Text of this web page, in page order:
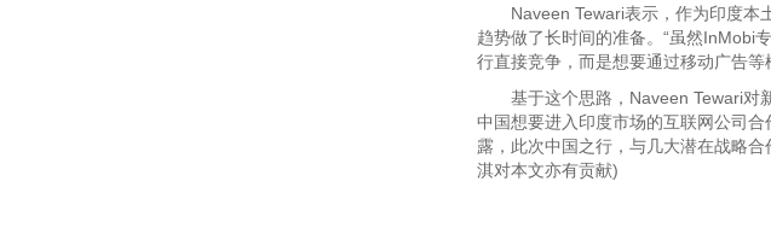
Naveen Tewari表示，作为印度本土
趋势做了长时间的准备。“虽然InMobi
行直接竞争，而是想要通过移动广告等
基于这个思路，Naveen Tewari对新
中国想要进入印度市场的互联网公司
露，此次中国之行，与几大潜在战略
淇对本文亦有贡献)